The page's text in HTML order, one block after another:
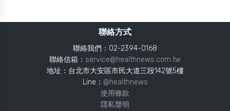
聯絡方式
聯絡我們：02-2394-0168
聯絡信箱： service@healthnews.com.tw
地址：台北市大安區市民大道三段142號5樓
Line： @healthnews
使用條款
隱私聲明